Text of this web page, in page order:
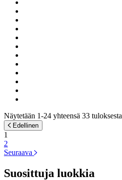
Näytetään 1-24 yhteensä 33 tuloksesta
Edellinen
1
2
Seuraava
Suosittuja luokkia